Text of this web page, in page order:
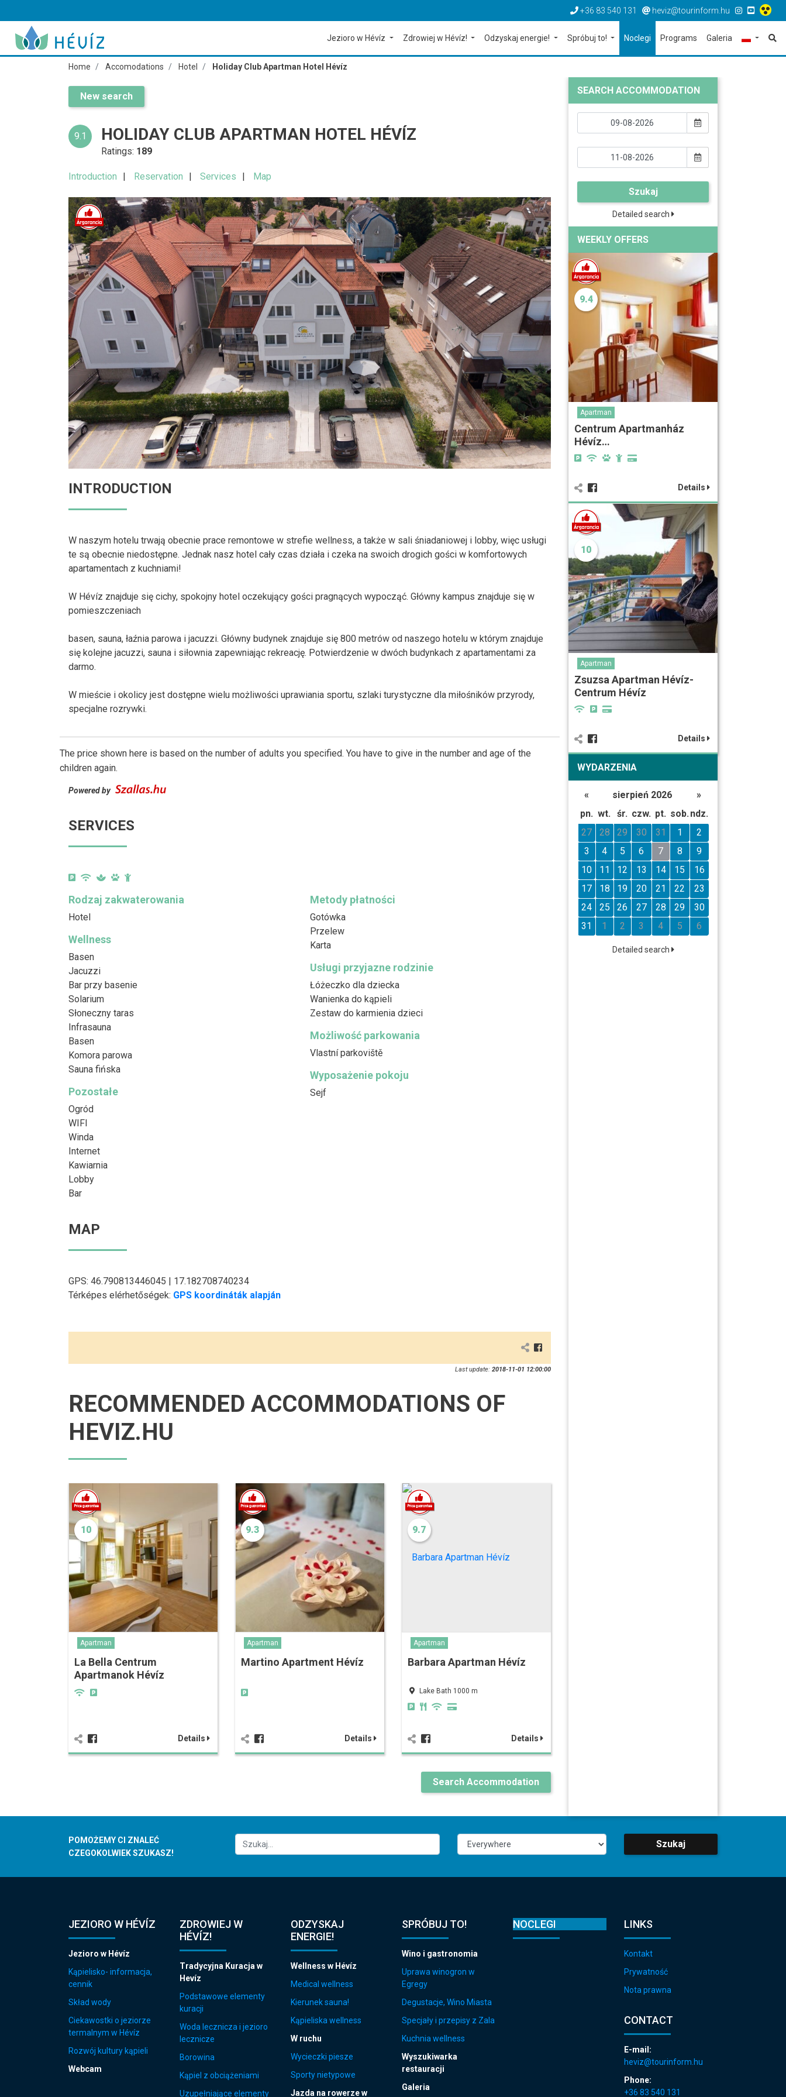
+36 83 540 131 heviz@tourinform.hu
Jezioro w Hévíz Zdrowiej w Hévíz! Odzyskaj energie! Spróbuj to! Noclegi Programs Galeria
Home Accomodations Hotel Holiday Club Apartman Hotel Hévíz
New search
9.1 HOLIDAY CLUB APARTMAN HOTEL HÉVÍZ
Ratings: 189
Introduction Reservation Services Map
INTRODUCTION
W naszym hotelu trwają obecnie prace remontowe w strefie wellness, a także w sali śniadaniowej i lobby, więc usługi
te są obecnie niedostępne. Jednak nasz hotel cały czas działa i czeka na swoich drogich gości w komfortowych
apartamentach z kuchniami!
W Hévíz znajduje się cichy, spokojny hotel oczekujący gości pragnących wypocząć. Główny kampus znajduje się w
pomieszczeniach
basen, sauna, łaźnia parowa i jacuzzi. Główny budynek znajduje się 800 metrów od naszego hotelu w którym znajduje
się kolejne jacuzzi, sauna i siłownia zapewniając rekreację. Potwierdzenie w dwóch budynkach z apartamentami za
darmo.
W mieście i okolicy jest dostępne wielu możliwości uprawiania sportu, szlaki turystyczne dla miłośników przyrody,
specjalne rozrywki.
The price shown here is based on the number of adults you specified. You have to give in the number and age of the
children again.
Powered by
SERVICES
Rodzaj zakwaterowania
Hotel
Metody płatności
Gotówka
Przelew
Karta
Wellness
Basen
Jacuzzi
Bar przy basenie
Solarium
Słoneczny taras
Infrasauna
Basen
Komora parowa
Sauna fińska
Usługi przyjazne rodzinie
Łóżeczko dla dziecka
Wanienka do kąpieli
Zestaw do karmienia dzieci
Możliwość parkowania
Vlastní parkoviště
Wyposażenie pokoju
Sejf
Pozostałe
Ogród
WIFI
Winda
Internet
Kawiarnia
Lobby
Bar
MAP
GPS: 46.790813446045 | 17.182708740234
Térképes elérhetőségek: GPS koordináták alapján
Last update: 2018-11-01 12:00:00
RECOMMENDED ACCOMMODATIONS OF
HEVIZ.HU
10
Apartman
La Bella Centrum
Apartmanok Hévíz
Details
9.3
Apartman
Martino Apartment Hévíz
Details
9.7
Apartman
Barbara Apartman Hévíz
Lake Bath 1000 m
Details
Search Accommodation
SEARCH ACCOMMODATION
Szukaj
Detailed search
WEEKLY OFFERS
9.4
Apartman
Centrum Apartmanház
Hévíz…
Details
10
Apartman
Zsuzsa Apartman Hévíz-
Centrum Hévíz
Details
WYDARZENIA
« sierpień 2026
»
pn. wt. śr. czw. pt. sob. ndz.
27
28 29 30 31 1
2
3
4 5 6 7 8
9
10
11 12 13 14 15
16
17
18 19 20 21 22
23
24
25 26 27 28 29
30
31
1 2 3 4 5 6
Detailed search
POMOŻEMY CI ZNALEĆ
CZEGOKOLWIEK SZUKASZ!
Szukaj
JEZIORO W HÉVÍZ
Jezioro w Hévíz
Kąpielisko- informacja,
cennik
Skład wody
Ciekawostki o jeziorze
termalnym w Hévíz
Rozwój kultury kąpieli
Webcam
ZDROWIEJ W
HÉVÍZ!
Tradycyjna Kuracja w
Hevíz
Podstawowe elementy
kuracji
Woda lecznicza i jezioro
lecznicze
Borowina
Kąpiel z obciążeniami
Uzupełniające elementy
ODZYSKAJ
ENERGIE!
Wellness w Hévíz
Medical wellness
Kierunek sauna!
Kąpieliska wellness
W ruchu
Wycieczki piesze
Sporty nietypowe
Jazda na rowerze w
SPRÓBUJ TO!
Wino i gastronomia
Uprawa winogron w
Egregy
Degustacje, Wino Miasta
Specjały i przepisy z Zala
Kuchnia wellness
Wyszukiwarka
restauracji
Galeria
NOCLEGI LINKS
Kontakt
Prywatność
Nota prawna
CONTACT
E-mail:
heviz@tourinform.hu
Phone:
+36 83 540 131